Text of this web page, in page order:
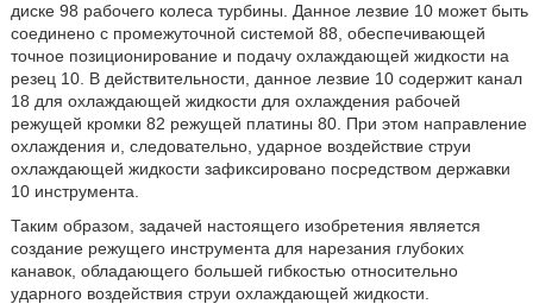
диске 98 рабочего колеса турбины. Данное лезвие 10 может быть
соединено с промежуточной системой 88, обеспечивающей
точное позиционирование и подачу охлаждающей жидкости на
резец 10. В действительности, данное лезвие 10 содержит канал
18 для охлаждающей жидкости для охлаждения рабочей
режущей кромки 82 режущей платины 80. При этом направление
охлаждения и, следовательно, ударное воздействие струи
охлаждающей жидкости зафиксировано посредством державки
10 инструмента.
Таким образом, задачей настоящего изобретения является
создание режущего инструмента для нарезания глубоких
канавок, обладающего большей гибкостью относительно
ударного воздействия струи охлаждающей жидкости.